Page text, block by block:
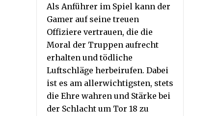
Als Anführer im Spiel kann der
Gamer auf seine treuen
Offiziere vertrauen, die die
Moral der Truppen aufrecht
erhalten und tödliche
Luftschläge herbeirufen. Dabei
ist es am allerwichtigsten, stets
die Ehre wahren und Stärke bei
der Schlacht um Tor 18 zu